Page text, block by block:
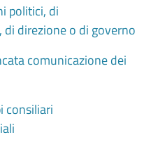
politici, di
direzione o di governo
comunicazione dei
consiliari